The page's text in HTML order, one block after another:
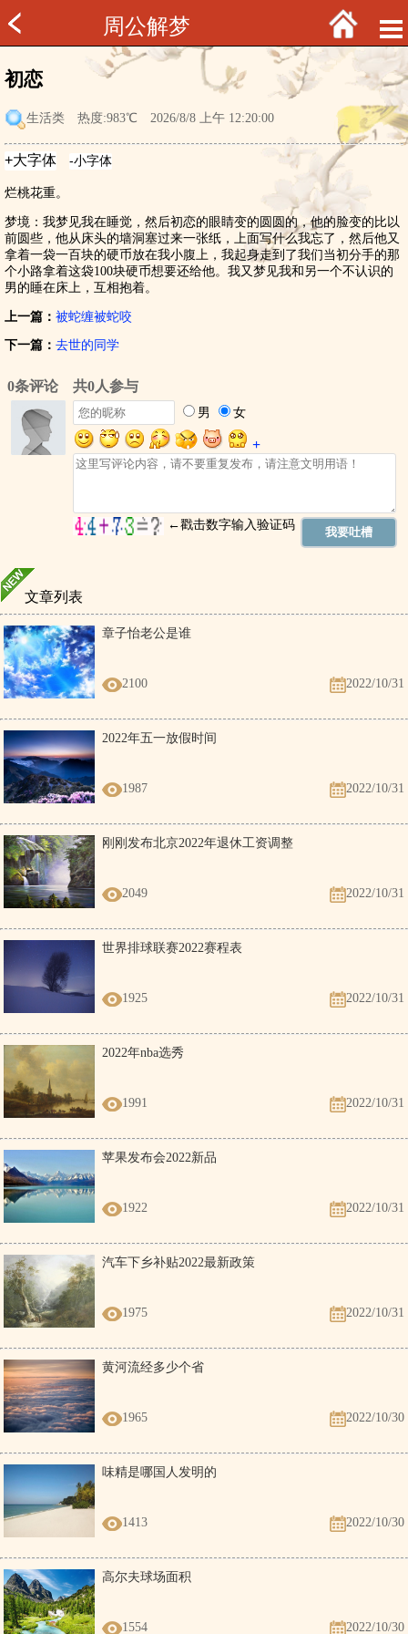
周公解梦
初恋
生活类 热度:983℃ 2026/8/8 上午 12:20:00
烂桃花重。
梦境：我梦见我在睡觉，然后初恋的眼睛变的圆圆的，他的脸变的比以
前圆些，他从床头的墙洞塞过来一张纸，上面写什么我忘了，然后他又
拿着一袋一百块的硬币放在我小腹上，我起身走到了我们当初分手的那
个小路拿着这袋100块硬币想要还给他。我又梦见我和另一个不认识的
男的睡在床上，互相抱着。
上一篇： 被蛇缠被蛇咬
下一篇： 去世的同学
文章列表
章子怡老公是谁
2100 2022/10/31
2022年五一放假时间
1987 2022/10/31
刚刚发布北京2022年退休工资调整
2049 2022/10/31
世界排球联赛2022赛程表
1925 2022/10/31
2022年nba选秀
1991 2022/10/31
苹果发布会2022新品
1922 2022/10/31
汽车下乡补贴2022最新政策
1975 2022/10/31
黄河流经多少个省
1965 2022/10/30
味精是哪国人发明的
1413 2022/10/30
高尔夫球场面积
1554 2022/10/30